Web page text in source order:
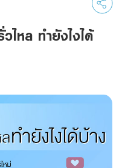
Group
หล ทำยังไงได้